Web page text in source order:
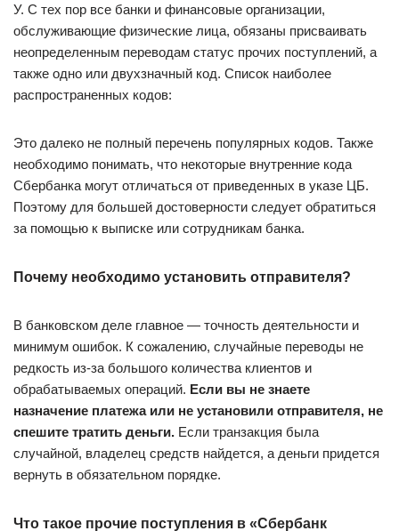
У. С тех пор все банки и финансовые организации,
обслуживающие физические лица, обязаны присваивать
неопределенным переводам статус прочих поступлений, а
также одно или двухзначный код. Список наиболее
распространенных кодов:
Это далеко не полный перечень популярных кодов. Также
необходимо понимать, что некоторые внутренние кода
Сбербанка могут отличаться от приведенных в указе ЦБ.
Поэтому для большей достоверности следует обратиться
за помощью к выписке или сотрудникам банка.
Почему необходимо установить отправителя?
В банковском деле главное — точность деятельности и
минимум ошибок. К сожалению, случайные переводы не
редкость из-за большого количества клиентов и
обрабатываемых операций. Если вы не знаете
назначение платежа или не установили отправителя, не
спешите тратить деньги. Если транзакция была
случайной, владелец средств найдется, а деньги придется
вернуть в обязательном порядке.
Что такое прочие поступления в «Сбербанк